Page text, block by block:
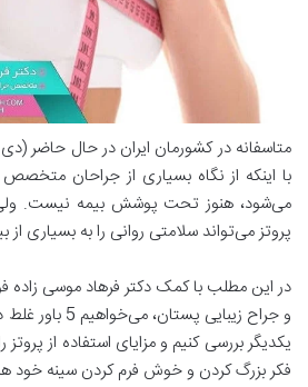
متاسفانه در کشورمان ایران در حال حاضر (دی 1401) عمل
با اینکه از نگاه بسیاری از جراحان
می‌شود، هنوز تحت پوشش بیمه نیست. ولی
پروتز می‌تواند سلامتی روانی را به بسیاری از
در این مطلب با کمک دکتر فرهاد موسی
و جراح زیبایی
یکدیگر بررسی کنیم و مزایای استفاده از
فکر بزرگ کردن و خوش فرم کردن سینه خود